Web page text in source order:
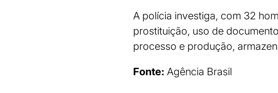
A polícia investiga, com 32
prostituição, uso de
processo e produção,
Fonte: Agência Brasil